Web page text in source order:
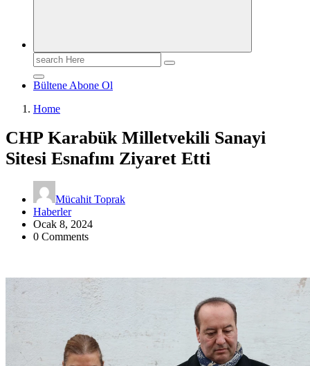
Search
for:
Bültene Abone Ol
Home
CHP Karabük Milletvekili Sanayi
Sitesi Esnafını Ziyaret Etti
Mücahit Toprak
Haberler
Ocak 8, 2024
0 Comments